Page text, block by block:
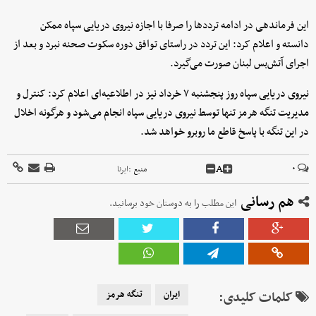
این فرماندهی در ادامه ترددها را صرفا با اجازه نیروی دریایی سپاه ممکن
دانسته و اعلام کرد: این تردد در راستای توافق دوره سکوت صحنه نبرد و بعد از
اجرای آتش‌بس لبنان صورت می‌گیرد.
نیروی دریایی سپاه روز پنجشنبه ۷ خرداد نیز در اطلاعیه‌ای اعلام کرد: کنترل و
مدیریت تنگه هرمز تنها توسط نیروی دریایی سپاه انجام می‌شود و هرگونه اخلال
در این تنگه با پاسخ قاطع ما روبرو خواهد شد.
۰ A منبع :ایرنا
هم رسانی این مطلب را به دوستان خود برسانید.
کلمات کلیدی: ایران
تنگه هرمز